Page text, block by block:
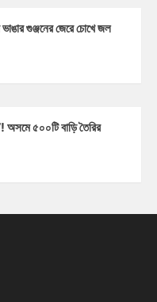
গুঞ্জনের জেরে চোখে জল
অসমে ৫০০টি বাড়ি তৈরির